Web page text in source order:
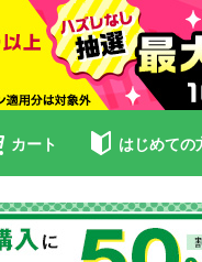
カート はじめての